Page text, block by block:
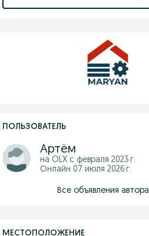
ПОЛЬЗОВАТЕЛЬ
Артём
на OLX с февраля 2023 г.
Онлайн 07 июля 2026 г.
Все объявления автора
МЕСТОПОЛОЖЕНИЕ